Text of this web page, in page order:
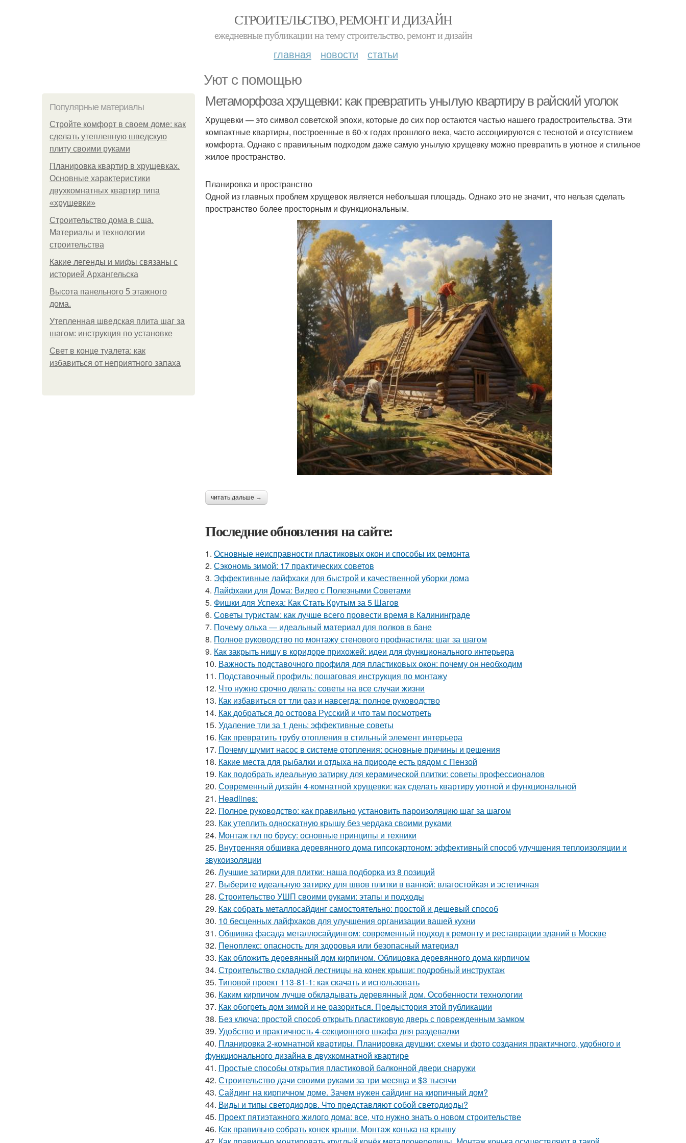
СТРОИТЕЛЬСТВО, РЕМОНТ И ДИЗАЙН
ежедневные публикации на тему строительство, ремонт и дизайн
главная новости статьи
Уют с помощью
Популярные материалы
Стройте комфорт в своем доме: как
сделать утепленную шведскую
плиту своими руками
Планировка квартир в хрущевках.
Основные характеристики
двухкомнатных квартир типа
«хрущевки»
Строительство дома в сша.
Материалы и технологии
строительства
Какие легенды и мифы связаны с
историей Архангельска
Высота панельного 5 этажного
дома.
Утепленная шведская плита шаг за
шагом: инструкция по установке
Свет в конце туалета: как
избавиться от неприятного запаха
Метаморфоза хрущевки: как превратить унылую квартиру в райский уголок
Хрущевки — это символ советской эпохи, которые до сих пор остаются частью нашего градостроительства. Эти
компактные квартиры, построенные в 60-х годах прошлого века, часто ассоциируются с теснотой и отсутствием
комфорта. Однако с правильным подходом даже самую унылую хрущевку можно превратить в уютное и стильное
жилое пространство.
Планировка и пространство
Одной из главных проблем хрущевок является небольшая площадь. Однако это не значит, что нельзя сделать
пространство более просторным и функциональным.
читать дальше →
Последние обновления на сайте:
1. Основные неисправности пластиковых окон и способы их ремонта
2. Сэкономь зимой: 17 практических советов
3. Эффективные лайфхаки для быстрой и качественной уборки дома
4. Лайфхаки для Дома: Видео с Полезными Советами
5. Фишки для Успеха: Как Стать Крутым за 5 Шагов
6. Советы туристам: как лучше всего провести время в Калининграде
7. Почему ольха — идеальный материал для полков в бане
8. Полное руководство по монтажу стенового профнастила: шаг за шагом
9. Как закрыть нишу в коридоре прихожей: идеи для функционального интерьера
10. Важность подставочного профиля для пластиковых окон: почему он необходим
11. Подставочный профиль: пошаговая инструкция по монтажу
12. Что нужно срочно делать: советы на все случаи жизни
13. Как избавиться от тли раз и навсегда: полное руководство
14. Как добраться до острова Русский и что там посмотреть
15. Удаление тли за 1 день: эффективные советы
16. Как превратить трубу отопления в стильный элемент интерьера
17. Почему шумит насос в системе отопления: основные причины и решения
18. Какие места для рыбалки и отдыха на природе есть рядом с Пензой
19. Как подобрать идеальную затирку для керамической плитки: советы профессионалов
20. Современный дизайн 4-комнатной хрущевки: как сделать квартиру уютной и функциональной
21. Headlines:
22. Полное руководство: как правильно установить пароизоляцию шаг за шагом
23. Как утеплить односкатную крышу без чердака своими руками
24. Монтаж гкл по брусу: основные принципы и техники
25. Внутренняя обшивка деревянного дома гипсокартоном: эффективный способ улучшения теплоизоляции и
звукоизоляции
26. Лучшие затирки для плитки: наша подборка из 8 позиций
27. Выберите идеальную затирку для швов плитки в ванной: влагостойкая и эстетичная
28. Строительство УШП своими руками: этапы и подходы
29. Как собрать металлосайдинг самостоятельно: простой и дешевый способ
30. 10 бесценных лайфхаков для улучшения организации вашей кухни
31. Обшивка фасада металлосайдингом: современный подход к ремонту и реставрации зданий в Москве
32. Пеноплекс: опасность для здоровья или безопасный материал
33. Как обложить деревянный дом кирпичом. Облицовка деревянного дома кирпичом
34. Строительство складной лестницы на конек крыши: подробный инструктаж
35. Типовой проект 113-81-1: как скачать и использовать
36. Каким кирпичом лучше обкладывать деревянный дом. Особенности технологии
37. Как обогреть дом зимой и не разориться. Предыстория этой публикации
38. Без ключа: простой способ открыть пластиковую дверь с поврежденным замком
39. Удобство и практичность 4-секционного шкафа для раздевалки
40. Планировка 2-комнатной квартиры. Планировка двушки: схемы и фото создания практичного, удобного и
функционального дизайна в двухкомнатной квартире
41. Простые способы открытия пластиковой балконной двери снаружи
42. Строительство дачи своими руками за три месяца и $3 тысячи
43. Сайдинг на кирпичном доме. Зачем нужен сайдинг на кирпичный дом?
44. Виды и типы светодиодов. Что представляют собой светодиоды?
45. Проект пятиэтажного жилого дома: все, что нужно знать о новом строительстве
46. Как правильно собрать конек крыши. Монтаж конька на крышу